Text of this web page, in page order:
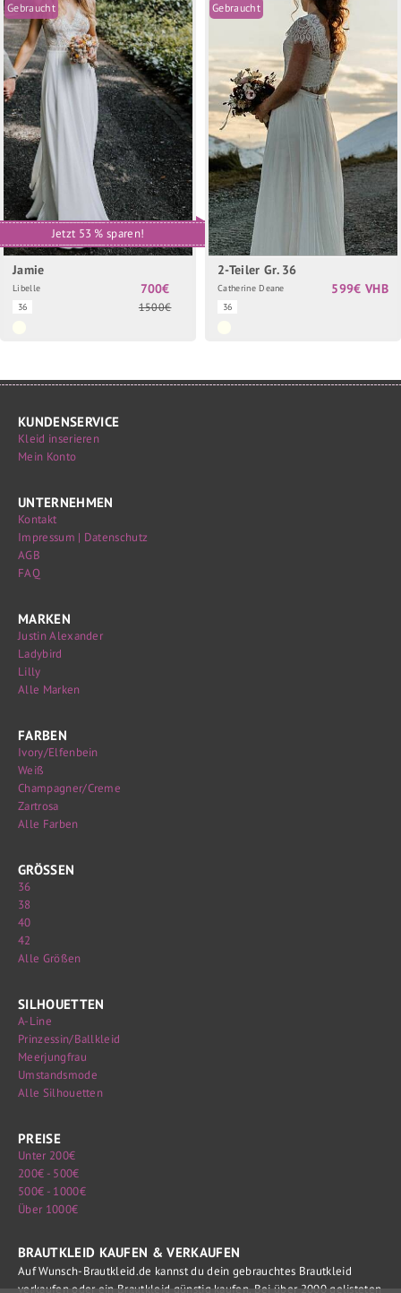
Gebraucht
Jetzt 53 % sparen!
Jamie
Libelle
36
700€
1500€
Gebraucht
2-Teiler Gr. 36
Catherine Deane
36
599€ VHB
KUNDENSERVICE
Kleid inserieren
Mein Konto
UNTERNEHMEN
Kontakt
Impressum | Datenschutz
AGB
FAQ
MARKEN
Justin Alexander
Ladybird
Lilly
Alle Marken
FARBEN
Ivory/Elfenbein
Weiß
Champagner/Creme
Zartrosa
Alle Farben
GRÖSSEN
36
38
40
42
Alle Größen
SILHOUETTEN
A-Line
Prinzessin/Ballkleid
Meerjungfrau
Umstandsmode
Alle Silhouetten
PREISE
Unter 200€
200€ - 500€
500€ - 1000€
Über 1000€
BRAUTKLEID KAUFEN & VERKAUFEN
Auf Wunsch-Brautkleid.de kannst du dein gebrauchtes Brautkleid
verkaufen oder ein Brautkleid günstig kaufen. Bei über 2000 gelisteten